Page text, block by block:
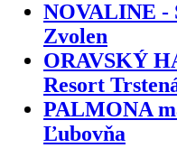
NOVALINE -
Zvolen
ORAVSKÝ
Resort
PALMONA
Ľubovňa